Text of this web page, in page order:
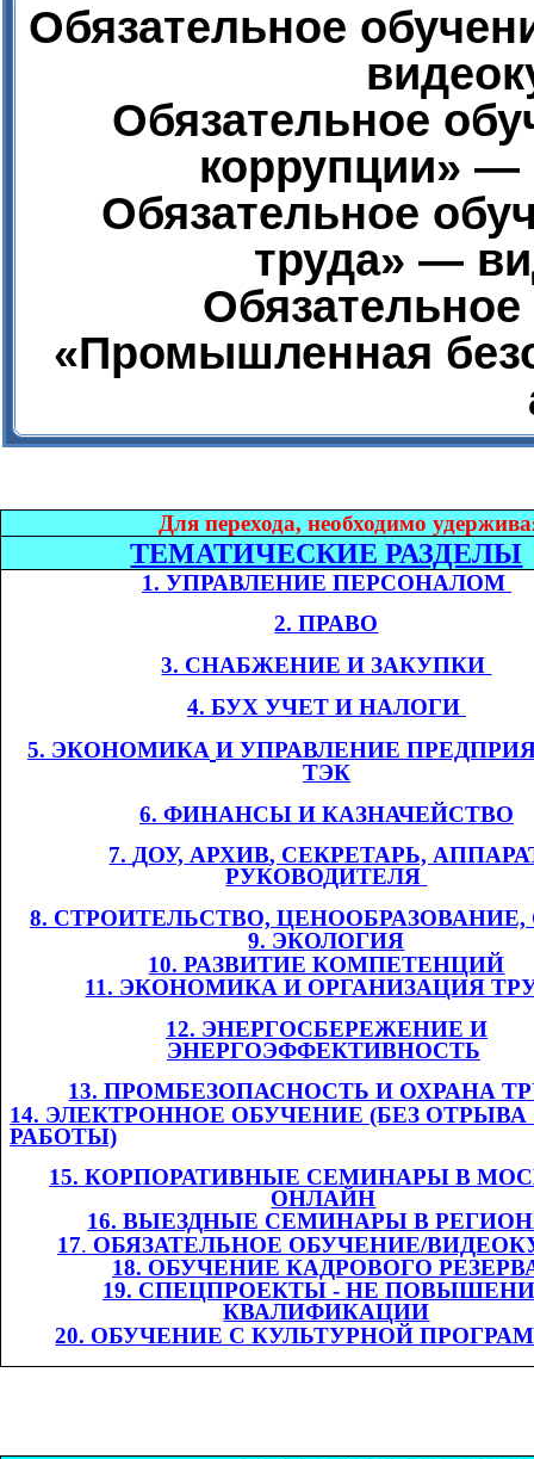
Обязательное
Обязательное
коррупции» —
Обязательное
труда» —
«Промышленная
Для перехода, необходимо
ТЕМАТИЧЕСКИЕ РАЗДЕЛЫ
1. УПРАВЛЕНИЕ ПЕРСОНАЛОМ​​
2. ПРАВО
3. СНАБЖЕНИЕ И ЗАКУПКИ​​
4. БУХ УЧЕТ И НАЛОГИ​​
5. ЭКОНОМИКА И УПРАВЛЕНИЕ
ТЭК
6. ФИНАНСЫ И КАЗНАЧЕЙСТВО
7. ​​ДОУ, ​​ АРХИВ, СЕКРЕТАРЬ,
РУКОВОДИТЕЛЯ
8. СТРОИТЕЛЬСТВО,
9. ЭКОЛОГИЯ
10. РАЗВИТИЕ КОМПЕТЕНЦИЙ
11. ЭКОНОМИКА И ОРГАНИЗАЦИЯ
12. ЭНЕРГОСБЕРЕЖЕНИЕ И
ЭНЕРГОЭФФЕКТИВНОСТЬ
13. ПРОМБЕЗОПАСНОСТЬ И ОХРАНА
14. ЭЛЕКТРОННОЕ ОБУЧЕНИЕ (БЕЗ ОТРЫВА
РАБОТЫ)
15. КОРПОРАТИВНЫЕ СЕМИНАРЫ В
ОНЛАЙН
16. ВЫЕЗДНЫЕ СЕМИНАРЫ В
17.​​ ОБЯЗАТЕЛЬНОЕ ОБУЧЕНИЕ/
18. ОБУЧЕНИЕ КАДРОВОГО
19. СПЕЦПРОЕКТЫ - НЕ
КВАЛИФИКАЦИИ
20. ОБУЧЕНИЕ С КУЛЬТУРНОЙ